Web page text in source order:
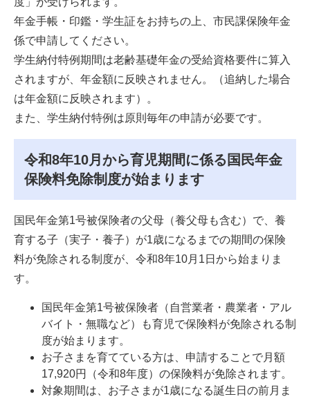
年金手帳・印鑑・学生証をお持ちの上、市民課保険年金
係で申請してください。
学生納付特例期間は老齢基礎年金の受給資格要件に算入
されますが、年金額に反映されません。（追納した場合
は年金額に反映されます）。
また、学生納付特例は原則毎年の申請が必要です。
令和8年10月から育児期間に係る国民年金
保険料免除制度が始まります
国民年金第1号被保険者の父母（養父母も含む）で、養
育する子（実子・養子）が1歳になるまでの期間の保険
料が免除される制度が、令和8年10月1日から始まりま
す。
国民年金第1号被保険者（自営業者・農業者・アル
バイト・無職など）も育児で保険料が免除される制
度が始まります。
お子さまを育てている方は、申請することで月額
17,920円（令和8年度）の保険料が免除されます。
対象期間は、お子さまが1歳になる誕生日の前月ま